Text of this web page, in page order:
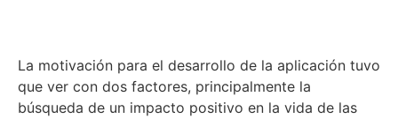
La motivación para el desarrollo de la aplicación tuvo
que ver con dos factores, principalmente la
búsqueda de un impacto positivo en la vida de las